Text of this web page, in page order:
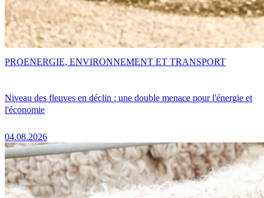
Niveau des fleuves en déclin : une double menace pour l'énergie et
l'économie
04.08.2026
PROENERGIE, ENVIRONNEMENT ET TRANSPORT